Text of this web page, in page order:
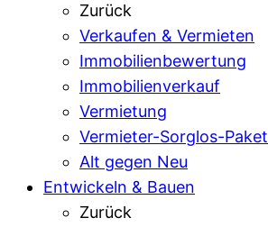
Zurück
Verkaufen & Vermieten
Immobilienbewertung
Immobilienverkauf
Vermietung
Vermieter-Sorglos-Paket
Alt gegen Neu
Entwickeln & Bauen
Zurück